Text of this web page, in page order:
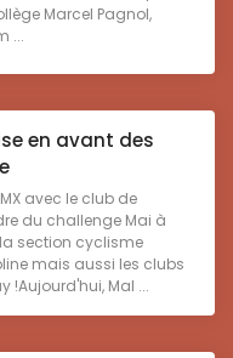
Marcel Pagnol,
...
en avant des
avec le club de
du challenge Mai à
section cyclisme
mais aussi les clubs
!Aujourd'hui, Mal ...